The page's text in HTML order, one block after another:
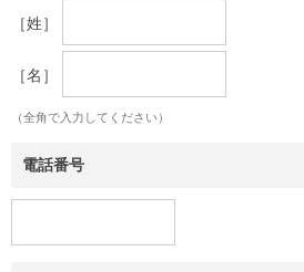
［姓］
［名］
（全角で入力してください）
電話番号